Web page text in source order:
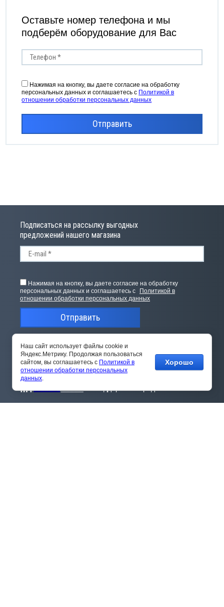
Оставьте номер телефона и мы
подберём оборудование для Вас
Нажимая на кнопку, вы даете согласие на обработку
персональных данных и соглашаетесь с Политикой в
отношении обработки персональных данных
Отправить
Подписаться на рассылку выгодных
предложений нашего магазина
Нажимая на кнопку, вы даете согласие на обработку
персональных данных и соглашаетесь с
Политикой в
отношении обработки персональных данных
Отправить
Наш сайт использует файлы cookie и
Яндекс.Метрику. Продолжая пользоваться
сайтом, вы соглашаетесь с Политикой в
отношении обработки персональных
данных.
Хорошо